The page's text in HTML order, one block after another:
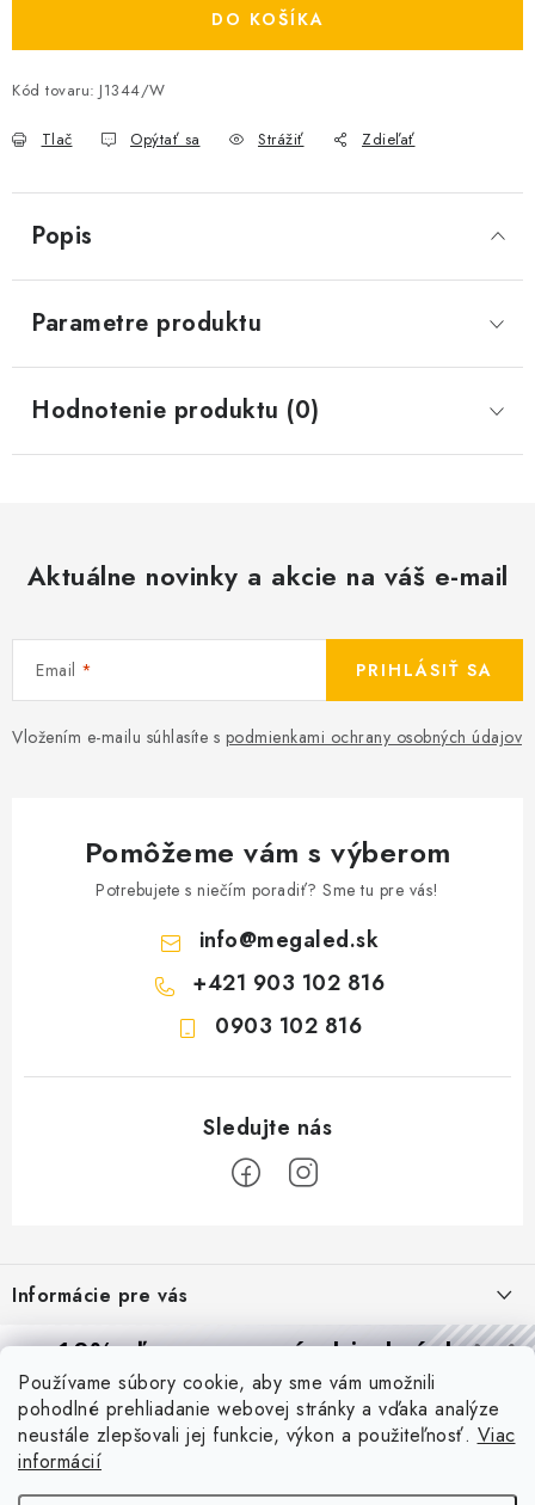
Používame súbory cookie, aby sme vám umožnili
pohodlné prehliadanie webovej stránky a vďaka analýze
neustále zlepšovali jej funkcie, výkon a použiteľnosť. Viac
informácií
DO KOŠÍKA
Kód tovaru: J1344/W
Tlač Opýtať sa Strážiť Zdieľať
Popis
Parametre produktu
Hodnotenie produktu (0)
Aktuálne novinky a akcie na váš e-mail
Email
Vložením e-mailu súhlasíte s podmienkami ochrany osobných údajov
PRIHLÁSIŤ SA
Pomôžeme vám s výberom
Potrebujete s niečím poradiť? Sme tu pre vás!
info@megaled.sk
+421 903 102 816
0903 102 816
p
ä
Informácie pre vás
Reklamácie a formulár na odstúpenie od zmluvy
Obchodné podmienky
Podmienky ochrany osobných údajov
O nás - MEGALED & JANTON Zákamenné
Blog
PIR vs. mikrovlnný senzor: ktorý je lepší a kedy ho použiť? +
vysvetlenie daylight senzoru
10% zľavana prvú objednávku
Prihláste sa azískajtezľavu aj praktické tipy,vďaka ktorým
budete svietiť lepšie a platiť menej.